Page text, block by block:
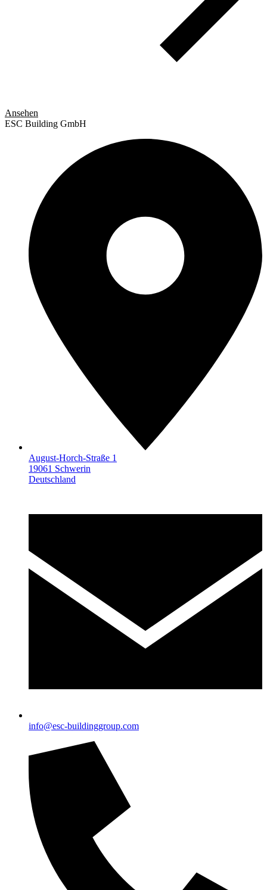
Ansehen
ESC Building GmbH
August-Horch-Straße 1
19061 Schwerin
Deutschland
info@esc-buildinggroup.com